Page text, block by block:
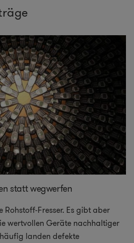
statt wegwerfen
Rohstoff-Fresser. Es gibt aber
wertvollen Geräte nachhaltiger
landen defekte